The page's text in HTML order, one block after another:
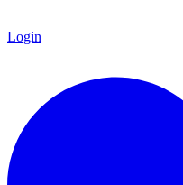
Login